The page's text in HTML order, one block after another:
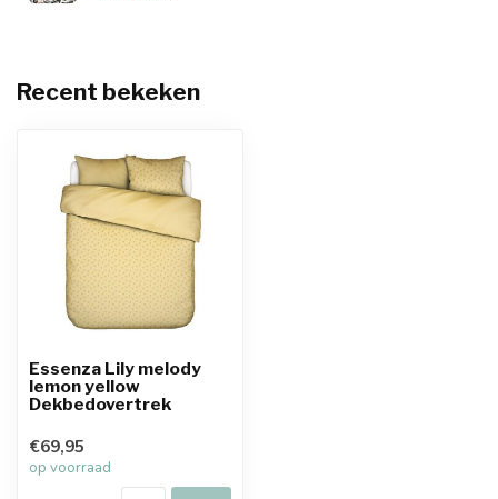
Recent bekeken
Essenza Lily melody
lemon yellow
Dekbedovertrek
€69,95
op voorraad